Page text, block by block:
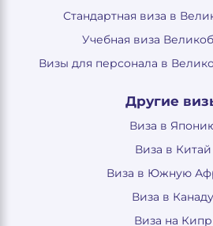
Стандартная виза в
Учебная виза
Визы для персонала в
Другие
Виза в
Виза в Китай
Виза в Южную
Виза в Канаду
Виза на Кипр